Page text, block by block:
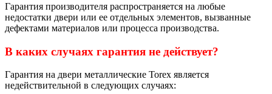
Гарантия производителя распространяется на любые
недостатки двери или ее отдельных элементов, вызванные
дефектами материалов или процесса производства.
В каких случаях гарантия не действует?
Гарантия на двери металлические Torex является
недействительной в следующих случаях: